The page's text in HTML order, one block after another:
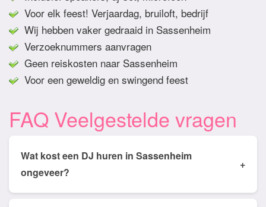
Voor elk feest! Verjaardag, bruiloft, bedrijf
Wij hebben vaker gedraaid in Sassenheim
Verzoeknummers aanvragen
Geen reiskosten naar Sassenheim
Voor een geweldig en swingend feest
FAQ Veelgestelde vragen
Wat kost een DJ huren in Sassenheim
ongeveer?
+